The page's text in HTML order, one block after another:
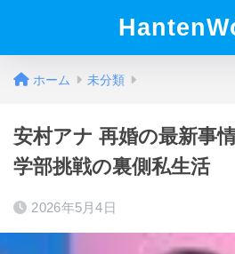
ホーム 未分類
安村アナ 再婚の最新事
学部挑戦の裏側私生活
2026年5月4日